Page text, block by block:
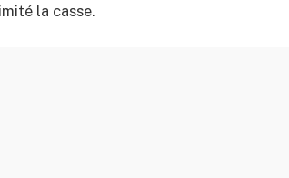
la casse.